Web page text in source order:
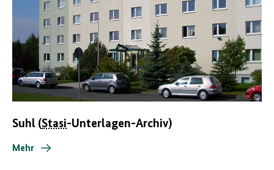
Suhl (Stasi-Unterlagen-Archiv)
Mehr